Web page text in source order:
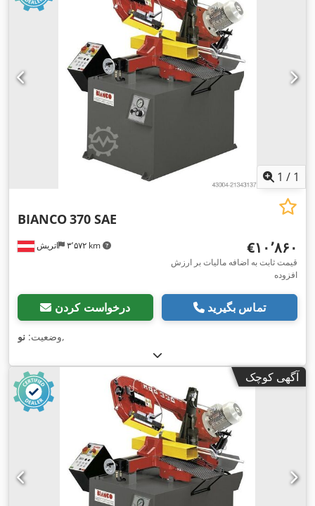
1 / 1
اتریش ۳٬۵۷۲ km
BIANCO370 SAE
‎€۱۰٬۸۶۰
قیمت ثابت به اضافه مالیات بر ارزش
افزوده
درخواست کردن تماس بگیرید
وضعیت: نو ,
آگهی کوچک